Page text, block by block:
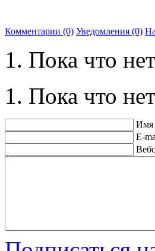
Комментарии (0) Уведомления (0)
Пока что
Пока что
Имя
E-